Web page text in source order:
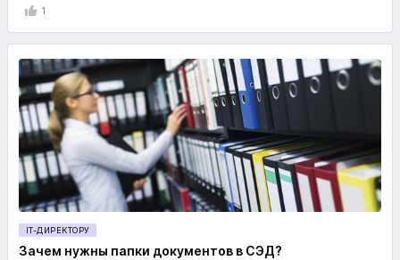
1
IT-ДИРЕКТОРУ
Зачем нужны папки документов в СЭД?